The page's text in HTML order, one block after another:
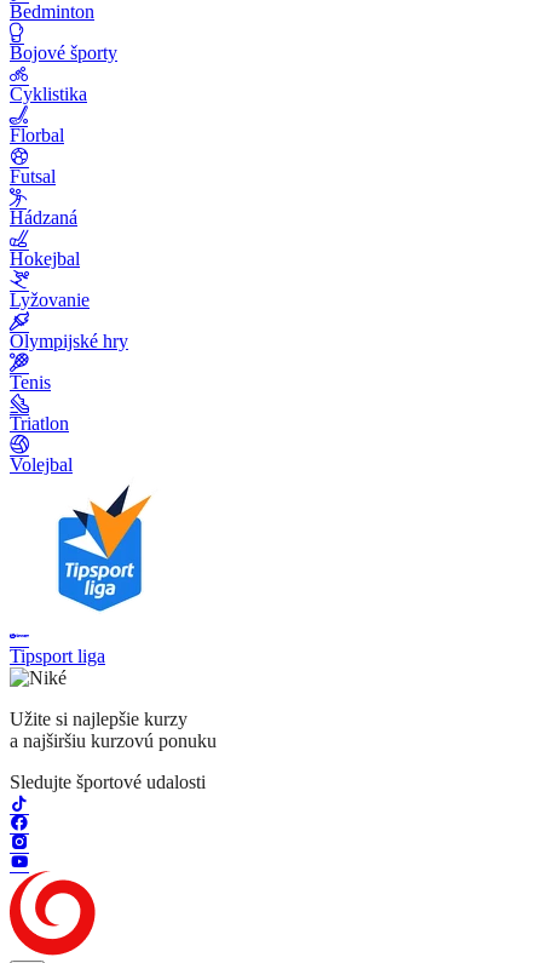
Bedminton
Bojové športy
Cyklistika
Florbal
Futsal
Hádzaná
Hokejbal
Lyžovanie
Olympijské hry
Tenis
Triatlon
Volejbal
Tipsport liga
Užite si najlepšie kurzy
a najširšiu kurzovú ponuku
Sledujte športové udalosti